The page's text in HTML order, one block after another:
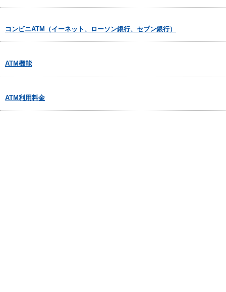
コンビニATM（イーネット、ローソン銀行、セブン銀行）
ATM機能
ATM利用料金